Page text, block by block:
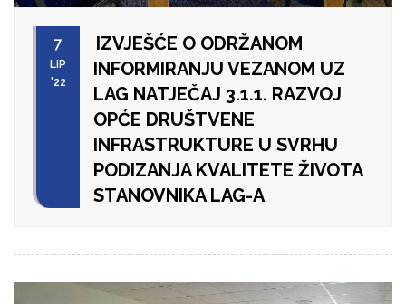
7
LIP
'22
IZVJEŠĆE O ODRŽANOM
INFORMIRANJU VEZANOM UZ
LAG NATJEČAJ 3.1.1. RAZVOJ
OPĆE DRUŠTVENE
INFRASTRUKTURE U SVRHU
PODIZANJA KVALITETE ŽIVOTA
STANOVNIKA LAG-A